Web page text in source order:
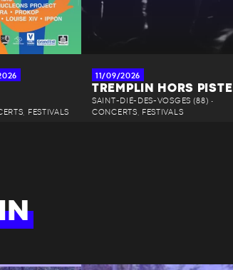
FESTIVALS
11/09/2026
TREMPLIN HORS PISTE
SAINT-DIÉ-DES-VOSGES (88) •
CONCERTS, FESTIVALS